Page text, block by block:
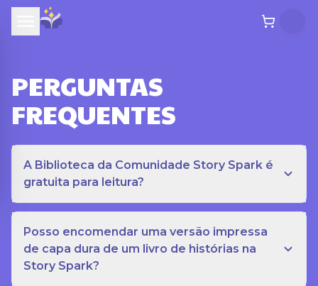
PERGUNTAS
FREQUENTES
A Biblioteca da Comunidade Story Spark é
gratuita para leitura?
Posso encomendar uma versão impressa
de capa dura de um livro de histórias na
Story Spark?